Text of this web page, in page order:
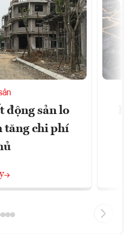
động sản lo
tăng chi phí